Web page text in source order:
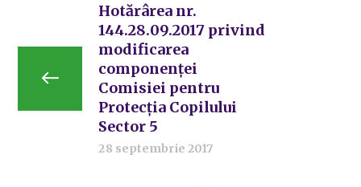
Hotărârea nr.
144.28.09.2017 privind
modificarea
componenței
Comisiei pentru
Protecția Copilului
Sector 5
28 septembrie 2017